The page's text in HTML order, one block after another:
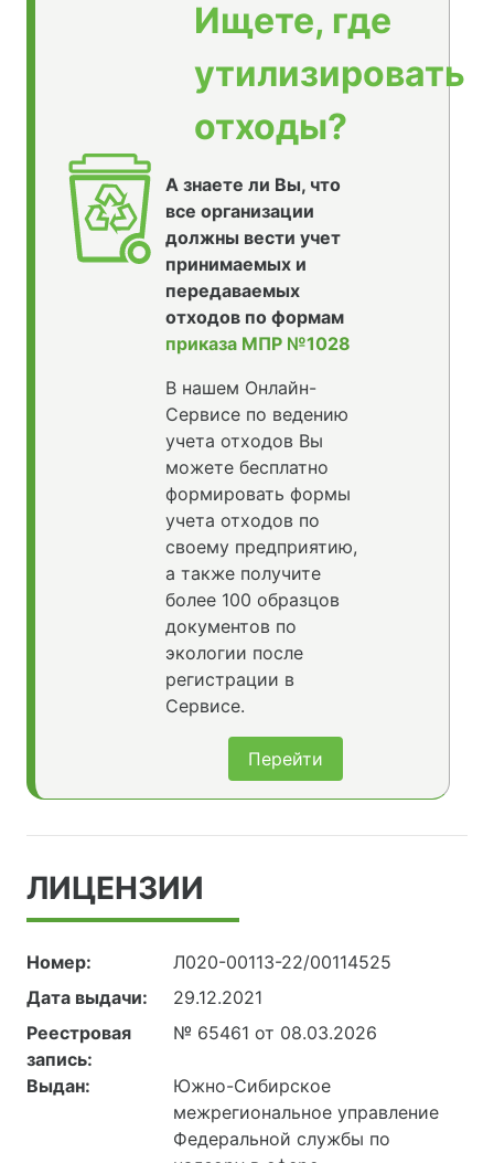
Ищете, где
утилизировать
отходы?
А знаете ли Вы, что
все организации
должны вести учет
принимаемых и
передаваемых
отходов по формам
приказа МПР №1028
В нашем Онлайн-
Сервисе по ведению
учета отходов Вы
можете бесплатно
формировать формы
учета отходов по
своему предприятию,
а также получите
более 100 образцов
документов по
экологии после
регистрации в
Сервисе.
Перейти
ЛИЦЕНЗИИ
Номер:
Л020-00113-22/00114525
Дата выдачи:
29.12.2021
Реестровая
запись:
№ 65461 от 08.03.2026
Выдан:
Южно-Сибирское
межрегиональное управление
Федеральной службы по